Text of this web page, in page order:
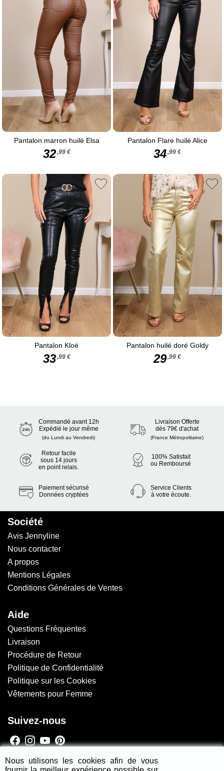
Pantalon marron huilé Elsa
32,99 €
Pantalon Flare huilé Alice
34,99 €
Pantalon Kloé
33,99 €
Pantalon huilé doré Goldy
29,99 €
Commandé avant 12h
Expédié le jour même
(du Lundi au Vendredi)
Livraison Offerte
dès 79€ d'achat
(France Métropolitaine)
Retour facile
sous 14 jours
en point relais.
100% Satisfait
ou Remboursé
Paiement sécurisé
Données cryptées
Service Clients
à votre écoute.
Société
Avis Jennyline
Nous contacter
A propos
Mentions Légales
Conditions Générales de Ventes
Aide
Questions Fréquentes
Livraison
Procédure de Retour
Politique de Confidentialité
Politique sur les Cookies
Vêtements pour Femme
Suivez-nous
Newsletter
Nous utilisons les cookies afin de vous